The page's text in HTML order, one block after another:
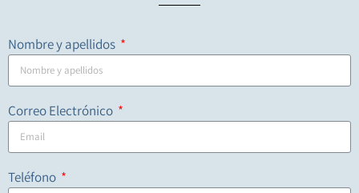
Nombre y apellidos
Correo Electrónico
Teléfono